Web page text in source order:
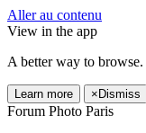
Aller au contenu
View in the app
A better way to browse.
Learn more × Dismiss
Forum Photo Paris